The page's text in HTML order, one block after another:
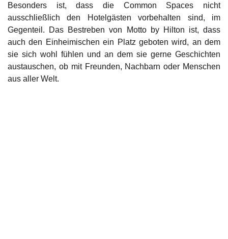
Besonders ist, dass die Common Spaces nicht
ausschließlich den Hotelgästen vorbehalten sind, im
Gegenteil. Das Bestreben von Motto by Hilton ist, dass
auch den Einheimischen ein Platz geboten wird, an dem
sie sich wohl fühlen und an dem sie gerne Geschichten
austauschen, ob mit Freunden, Nachbarn oder Menschen
aus aller Welt.